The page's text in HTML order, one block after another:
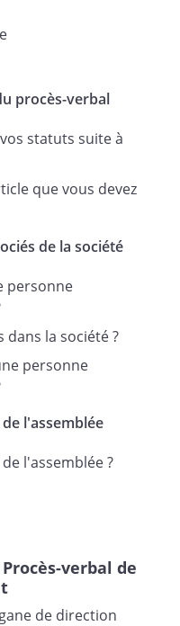
dressé le
procès-verbal
statuts suite à
que vous devez
de la société
personne
dans la société ?
personne
l'assemblée
l'assemblée ?
verbal de
de direction